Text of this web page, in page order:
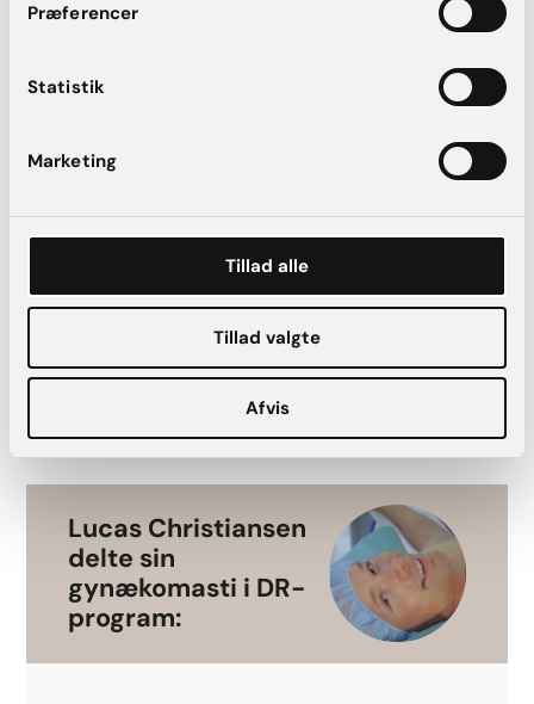
Præferencer
Statistik
Marketing
Tillad alle
Tillad valgte
Afvis
Louise har fået det, vi kalder en “Mommy
Makeover“, som består af en operation af både
Lucas Christiansen
delte sin
gynækomasti i DR-
program: